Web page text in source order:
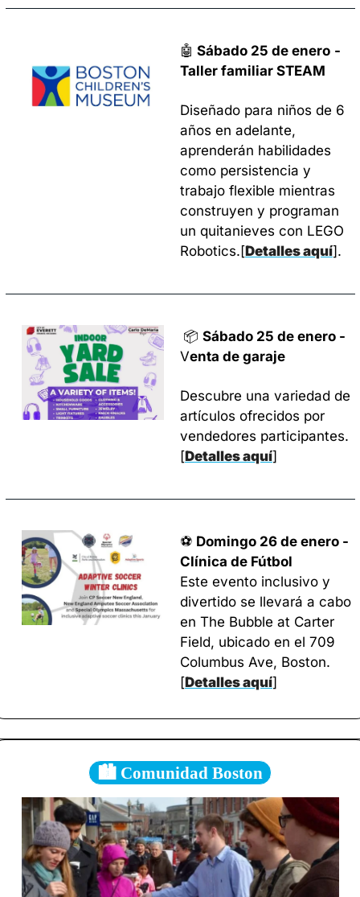
🤖 Sábado 25 de enero -
Taller familiar STEAM
Diseñado para niños de 6
años en adelante,
aprenderán habilidades
como persistencia y
trabajo flexible mientras
construyen y programan
un quitanieves con LEGO
Robotics.[Detalles aquí].
📦
Venta de garaje
Descubre una variedad de
artículos ofrecidos por
[Detalles aquí]
⚽ Domingo 26 de enero -
Clínica de Fútbol
Este evento inclusivo y
divertido se llevará a cabo
en The Bubble at Carter
Field, ubicado en el 709
[Detalles aquí]
🏙️ Comunidad Boston